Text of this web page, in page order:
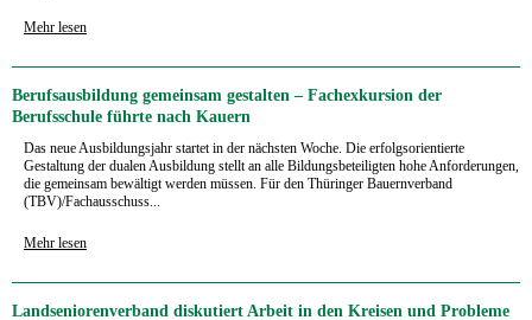
Mehr lesen
Berufsausbildung gemeinsam gestalten – Fachexkursion der
Berufsschule führte nach Kauern
Das neue Ausbildungsjahr startet in der nächsten Woche. Die erfolgsorientierte
Gestaltung der dualen Ausbildung stellt an alle Bildungsbeteiligten hohe Anforderungen,
die gemeinsam bewältigt werden müssen. Für den Thüringer Bauernverband
(TBV)/Fachausschuss...
Mehr lesen
Landseniorenverband diskutiert Arbeit in den Kreisen und Probleme